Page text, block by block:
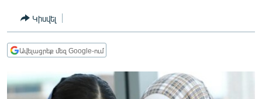
ՏՆՏԵՍՈՒԹՅՈՒՆ
ՂԱՐԱԲԱՂ
ՏԱՐԱԾԱՇՐՋԱՆ
Կիսվել
Ավելացրեք մեզ Google-ում